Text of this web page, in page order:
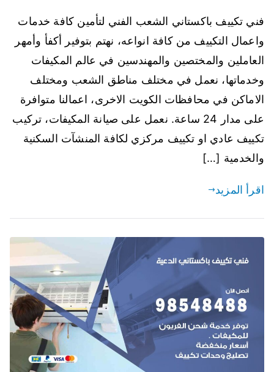
فني تكييف باكستاني الشعب الفني لتأمين كافة خدمات
واعمال التكييف من كافة انواعه، نهتم بتوفير أكفأ وأمهر
العاملين والمختصين والمهندسين في عالم المكيفات
وخدماتها، نعمل في مختلف مناطق الشعب ومختلف
الاماكن في محافظات الكويت الاخرى، اعمالنا متوافرة
على مدار 24 ساعة. نعمل على صيانة المكيفات، تركيب
تكييف عادي او تكييف مركزي لكافة المنشآت السكنية
والخدمية […]
اقرأ المزيد